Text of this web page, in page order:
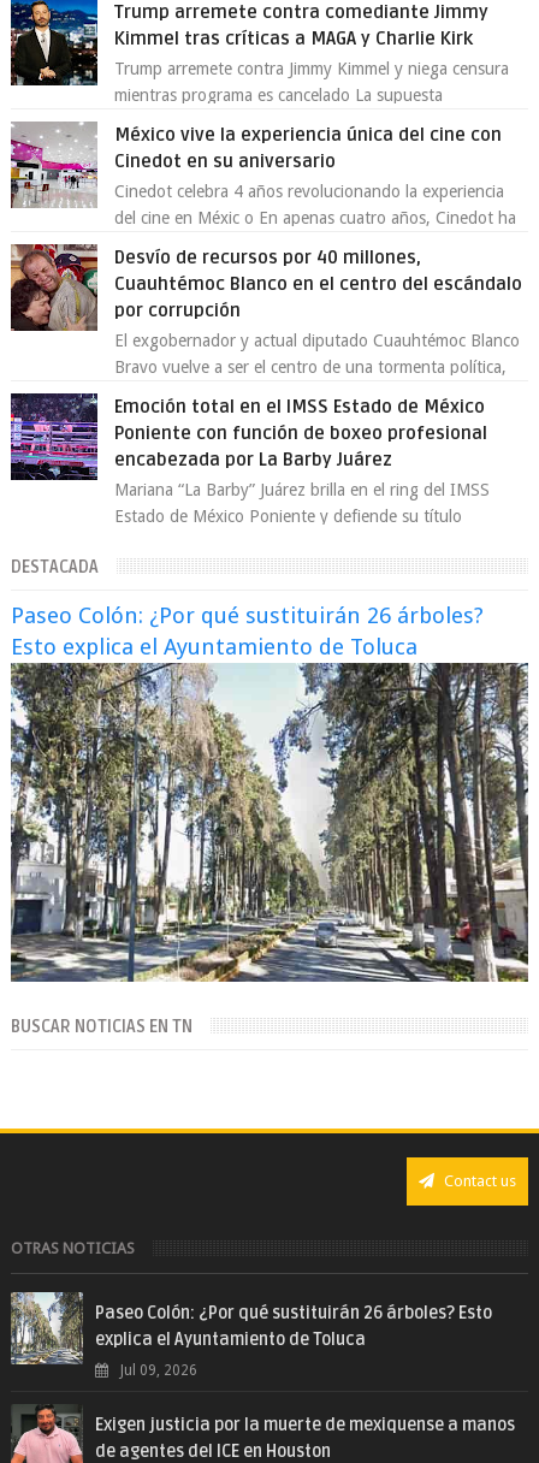
Trump arremete contra comediante Jimmy
Kimmel tras críticas a MAGA y Charlie Kirk
Trump arremete contra Jimmy Kimmel y niega censura
mientras programa es cancelado La supuesta
México vive la experiencia única del cine con
Cinedot en su aniversario
Cinedot celebra 4 años revolucionando la experiencia
del cine en Méxic o En apenas cuatro años, Cinedot ha
demostrado que es posible reinve...
Desvío de recursos por 40 millones,
Cuauhtémoc Blanco en el centro del escándalo
por corrupción
El exgobernador y actual diputado Cuauhtémoc Blanco
Bravo vuelve a ser el centro de una tormenta política,
Emoción total en el IMSS Estado de México
Poniente con función de boxeo profesional
encabezada por La Barby Juárez
Mariana “La Barby” Juárez brilla en el ring del IMSS
Estado de México Poniente y defiende su título
DESTACADA
Paseo Colón: ¿Por qué sustituirán 26 árboles?
Esto explica el Ayuntamiento de Toluca
BUSCAR NOTICIAS EN TN
Contact us
OTRAS NOTICIAS
Paseo Colón: ¿Por qué sustituirán 26 árboles? Esto
explica el Ayuntamiento de Toluca
Jul 09, 2026
Exigen justicia por la muerte de mexiquense a manos
de agentes del ICE en Houston